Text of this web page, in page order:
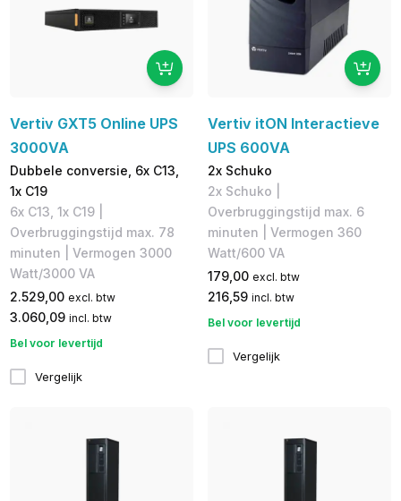
Vertiv GXT5 Online UPS
3000VA
Dubbele conversie, 6x C13,
1x C19
6x C13, 1x C19 |
Overbruggingstijd max. 78
minuten | Vermogen 3000
Watt/3000 VA
2.529,00 excl. btw
3.060,09 incl. btw
Bel voor levertijd
Vergelijk
Vertiv itON Interactieve
UPS 600VA
2x Schuko
2x Schuko |
Overbruggingstijd max. 6
minuten | Vermogen 360
Watt/600 VA
179,00 excl. btw
216,59 incl. btw
Bel voor levertijd
Vergelijk